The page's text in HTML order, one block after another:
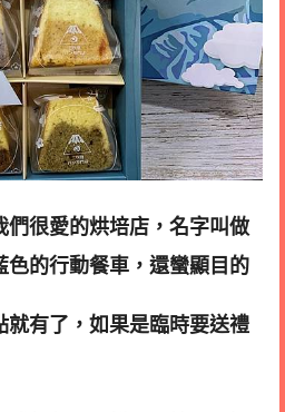
們很愛的烘培店，名字叫做
色的行動餐車，還蠻顯目的
就有了，如果是臨時要送禮